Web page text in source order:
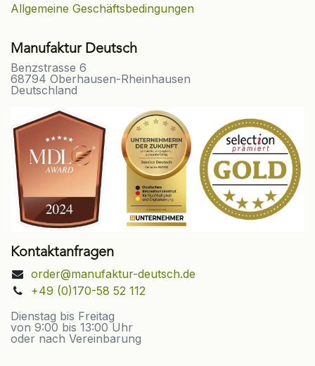
Allgemeine Geschäftsbedingungen
Manufaktur Deutsch
Benzstrasse 6
68794 Oberhausen-Rheinhausen
Deutschland
Kontaktanfragen
order@manufaktur-deutsch.de
+49 (0)170-58 52 112
Dienstag bis Freitag
von 9:00 bis 13:00 Uhr
oder nach Vereinbarung